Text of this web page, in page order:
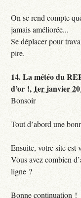
On se rend compte
jamais améliorée...
Se déplacer pour
pire.
14.La météo du
d’or !, 1er janvier
Bonsoir
Tout d’abord une
Ensuite, votre site est
Vous avez combien
ligne ?
Bonne continuation !